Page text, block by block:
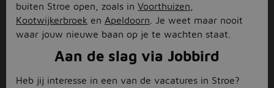
buiten Stroe open, zoals in Voorthuizen
Kootwijkerbroek en Apeldoorn . Je weet maar nooit
waar jouw nieuwe baan op je te wachten staat.
Aan de slag via Jobbird
Heb jij interesse in een van de vacatures in Stroe?